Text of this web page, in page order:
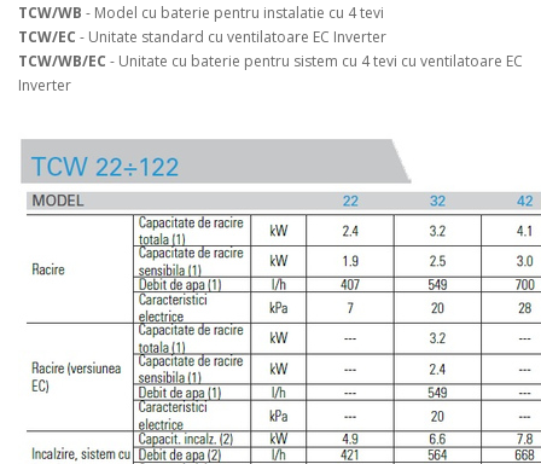
TCW/WB - Model cu baterie pentru instalatie cu 4 tevi
TCW/EC - Unitate standard cu ventilatoare EC Inverter
TCW/WB/EC - Unitate cu baterie pentru sistem cu 4 tevi cu ventilatoare EC
Inverter